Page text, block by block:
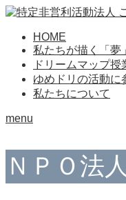
HOME
私たちが描く「夢」
ドリームマップ授
ゆめドリの活動に
私たちについて
menu
ＮＰＯ法